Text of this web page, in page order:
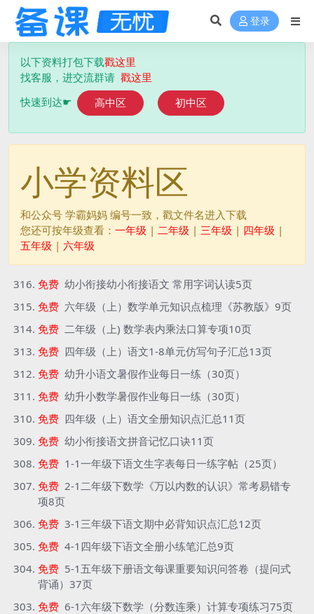
登录
以下资料打包下载戳这里
找客服，进交流群请 戳这里
快速到达☛
高中区 初中区
小学资料区
和公众号 学霸妈妈 编号一致，戳文件名进入下载
您还可按年级查看： 一年级 | 二年级 | 三年级 | 四年级 |
五年级 | 六年级
免费 幼小衔接幼小衔接语文 常用字词认读5页
免费 六年级（上）数学单元知识点梳理《苏教版》9页
免费 二年级（上) 数学表内乘法口算专项10页
免费 四年级（上）语文1-8单元仿写句子汇总13页
免费 幼升小语文暑假作业每日一练（30页）
免费 幼升小数学暑假作业每日一练（30页）
免费 四年级（上）语文全册知识点汇总11页
免费 幼小衔接语文拼音记忆口诀11页
免费 1-1一年级下语文生字表每日一练字帖（25页）
免费 2-1二年级下数学《万以内数的认识》常考易错专
项8页
免费 3-1三年级下语文期中必背知识点汇总12页
免费 4-1四年级下语文全册小练笔汇总9页
免费 5-1五年级下册语文每课重要知识问答卷（提问式
背诵）37页
免费 6-1六年级下数学（分数连乘）计算专项练习75页